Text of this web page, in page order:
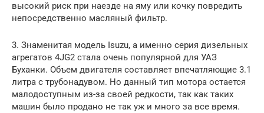
высокий риск при наезде на яму или кочку повредить
непосредственно масляный фильтр.
3. Знаменитая модель Isuzu, а именно серия дизельных
агрегатов 4JG2 стала очень популярной для УАЗ
Буханки. Объем двигателя составляет впечатляющие 3.1
литра с трубонадувом. Но данный тип мотора остается
малодоступным из-за своей редкости, так как таких
машин было продано не так уж и много за все время.